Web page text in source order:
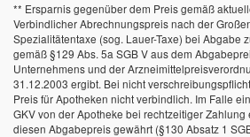
** Ersparnis gegenüber dem Preis gemäß
Verbindlicher Abrechnungspreis nach der
Spezialitätentaxe (sog. Lauer-Taxe) bei Abgabe
gemäß §129 Abs. 5a SGB V aus dem
Unternehmens und der
31.12.2003 ergibt. Bei nicht
Preis für Apotheken nicht verbindlich. Im Falle
GKV von der Apotheke bei rechtzeitiger
diesen Abgabepreis gewährt (§130 Absatz 1